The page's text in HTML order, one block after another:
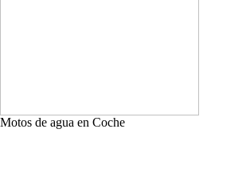
Motos de agua en Coche